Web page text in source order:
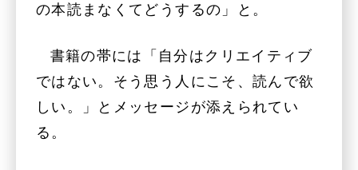
の本読まなくてどうするの」と。
書籍の帯には「自分はクリエイティブ
ではない。そう思う人にこそ、読んで欲
しい。」とメッセージが添えられてい
る。